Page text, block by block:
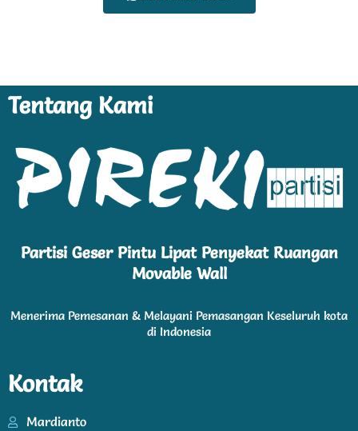
Tentang Kami
Partisi Geser Pintu Lipat Penyekat Ruangan
Movable Wall
Menerima Pemesanan & Melayani Pemasangan Keseluruh kota
di Indonesia
Kontak
Mardianto